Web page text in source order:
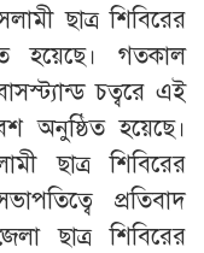
ছাত্র শিবিরের
হয়েছে। গতকাল
চত্বরে এই
অনুষ্ঠিত হয়েছে।
ছাত্র শিবিরের
প্রতিবাদ
ছাত্র শিবিরের